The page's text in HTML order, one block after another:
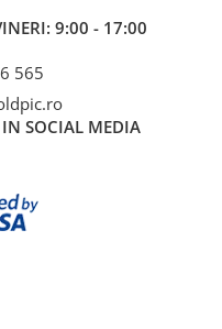
9:00 - 17:00
565
IN SOCIAL MEDIA